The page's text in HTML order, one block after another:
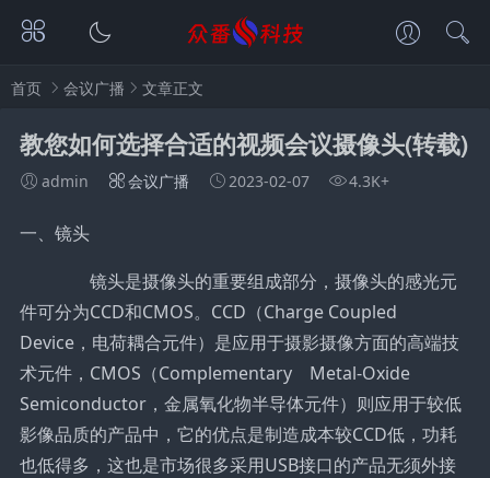
首页 会议广播 文章正文
教您如何选择合适的视频会议摄像头(转载)
admin 会议广播 2023-02-07 4.3K+
一、镜头
镜头是摄像头的重要组成部分，摄像头的感光元
件可分为CCD和CMOS。CCD（Charge Coupled
Device，电荷耦合元件）是应用于摄影摄像方面的高端技
术元件，CMOS（Complementary Metal-Oxide
Semiconductor，金属氧化物半导体元件）则应用于较低
影像品质的产品中，它的优点是制造成本较CCD低，功耗
也低得多，这也是市场很多采用USB接口的产品无须外接